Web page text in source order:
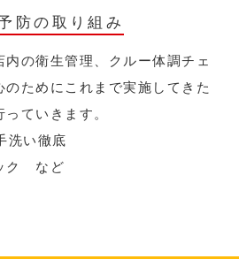
防の取り組み
の衛生管理、クルー体調チェ
のためにこれまで実施してきた
ていきます。
洗い徹底
ク など